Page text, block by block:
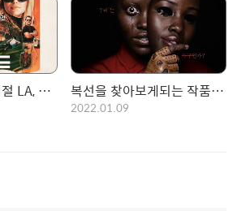
1969년 그때 그시절 LA, 원스어폰어 타임 인 할리우드(2019) 복선을 찾아보게되는 작품! 어스(US, 2019)
2022.01.09